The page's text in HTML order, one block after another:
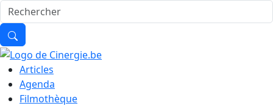
Articles
Agenda
Filmothèque